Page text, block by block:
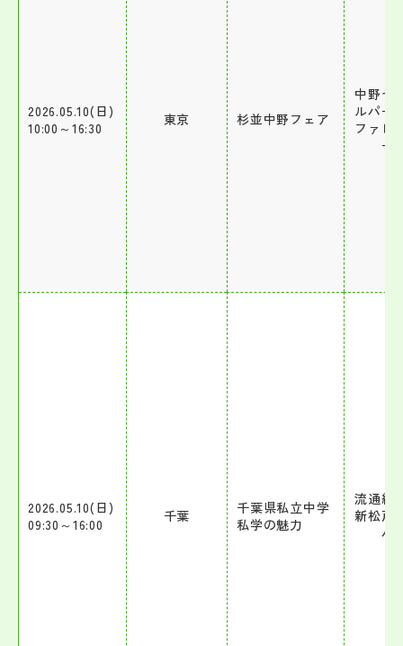
2026.05.10(日)
10:00～16:30
東京 杉並中野フェア
中野セ
ルパー
ファレ
ー
2026.05.10(日)
09:30～16:00
千葉
千葉県私立中学
私学の魅力
流通経
新松戸
パ